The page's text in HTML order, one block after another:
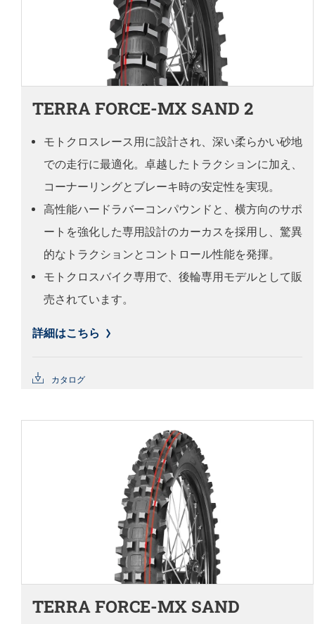
TERRA FORCE-MX SAND 2
モトクロスレース用に設計され、深い柔らかい砂地
での走行に最適化。卓越したトラクションに加え、
コーナーリングとブレーキ時の安定性を実現。
高性能ハードラバーコンパウンドと、横方向のサポ
ートを強化した専用設計のカーカスを採用し、驚異
的なトラクションとコントロール性能を発揮。
モトクロスバイク専用で、後輪専用モデルとして販
売されています。
詳細はこちら
カタログ
TERRA FORCE-MX SAND